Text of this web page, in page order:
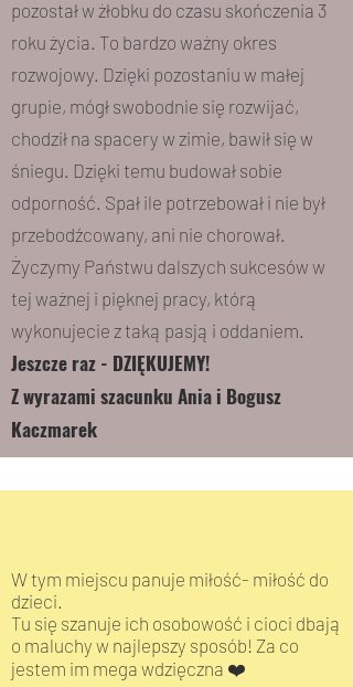
pozostał w żłobku do czasu skończenia 3
roku życia. To bardzo ważny okres
rozwojowy. Dzięki pozostaniu w małej
grupie, mógł swobodnie się rozwijać,
chodził na spacery w zimie, bawił się w
śniegu. Dzięki temu budował sobie
odporność. Spał ile potrzebował i nie był
przebodźcowany, ani nie chorował.
Życzymy Państwu dalszych sukcesów w
tej ważnej i pięknej pracy, którą
wykonujecie z taką pasją i oddaniem.
Jeszcze raz - DZIĘKUJEMY!
Z wyrazami szacunku Ania i Bogusz
Kaczmarek
W tym miejscu panuje miłość- miłość do
dzieci.
Tu się szanuje ich osobowość i cioci dbają
o maluchy w najlepszy sposób! Za co
jestem im mega wdzięczna ❤️